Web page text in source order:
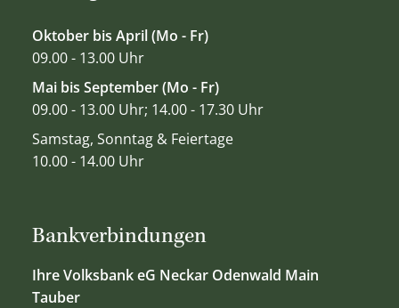
Bankverbindungen
Ihre Volksbank eG Neckar Odenwald Main
Tauber
Oktober bis April (Mo - Fr)
09.00 - 13.00 Uhr
Mai bis September (Mo - Fr)
09.00 - 13.00 Uhr; 14.00 - 17.30 Uhr
Samstag, Sonntag & Feiertage
10.00 - 14.00 Uhr